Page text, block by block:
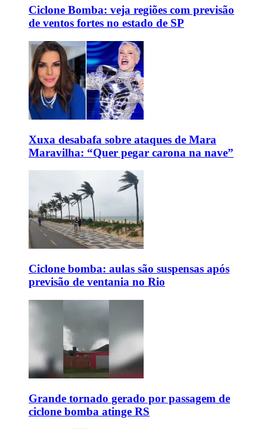
Ciclone Bomba: veja regiões com previsão
de ventos fortes no estado de SP
Xuxa desabafa sobre ataques de Mara
Maravilha: “Quer pegar carona na nave”
Ciclone bomba: aulas são suspensas após
previsão de ventania no Rio
Grande tornado gerado por passagem de
ciclone bomba atinge RS